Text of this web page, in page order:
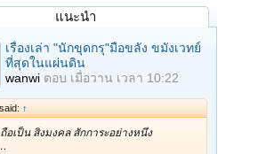
แนะนำ
เรื่องเล่า "นักขุดกรุ"มือขลัง ขมังเวทย์
ที่สุดในแผ่นดิน
wanwi ตอบ เมื่อวาน เวลา 10:22
↑
อเป็น สิ่งมงคล สักการะอย่างหนึ่ง